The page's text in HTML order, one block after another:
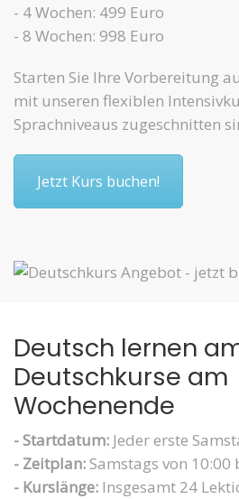
- 4 Wochen: 499 Euro
- 8 Wochen: 998 Euro
Starten Sie Ihre Vorbereitung
mit unseren flexiblen
Sprachniveaus zugeschnitten
Jetzt Kurs buchen!
Deutsch lernen
Deutschkurse am
Wochenende
- Startdatum: Jeder erste
- Zeitplan: Samstags von 10:00
- Kurslänge: Insgesamt 24